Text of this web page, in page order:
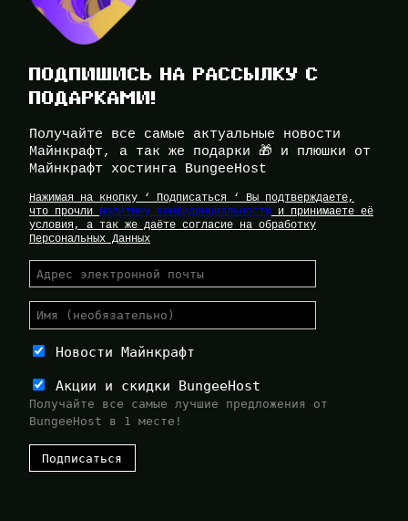
ПОДПИШИСЬ НА РАССЫЛКУ С
ПОДАРКАМИ!
Получайте все самые актуальные новости
Майнкрафт, а так же подарки 🎁 и плюшки от
Майнкрафт хостинга BungeeHost
Нажимая на кнопку ‘ Подписаться ‘ Вы подтверждаете,
что прочли Политику Конфиденциальности и принимаете её
условия, а так же даёте согласие на обработку
Персональных Данных
Новости Майнкрафт
Акции и скидки BungeeHost
Получайте все самые лучшие предложения от
BungeeHost в 1 месте!